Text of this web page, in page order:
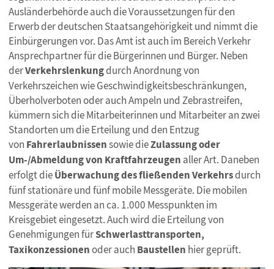
Ausländerbehörde auch die Voraussetzungen für den
Erwerb der deutschen Staatsangehörigkeit und nimmt die
Einbürgerungen vor. Das Amt ist auch im Bereich Verkehr
Ansprechpartner für die Bürgerinnen und Bürger. Neben
derVerkehrslenkungdurch Anordnung von
Verkehrszeichen wie Geschwindigkeitsbeschränkungen,
Überholverboten oder auch Ampeln und Zebrastreifen,
kümmern sich die Mitarbeiterinnen und Mitarbeiter an zwei
Standorten um die Erteilung und den Entzug
von Fahrerlaubnissensowie dieZulassung oder
Um-/Abmeldung von Kraftfahrzeugen aller Art. Daneben
erfolgt dieÜberwachung des fließenden Verkehrsdurch
fünf stationäre und fünf mobile Messgeräte. Die mobilen
Messgeräte werden an ca. 1.000 Messpunkten im
Kreisgebiet eingesetzt. Auch wird die Erteilung von
Genehmigungen fürSchwerlasttransporten,
Taxikonzessionenoder auch Baustellen hier geprüft.